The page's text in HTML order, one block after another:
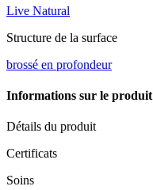
Live Natural
Structure de la surface
brossé en profondeur
Informations sur le produit
Détails du produit
Certificats
Soins